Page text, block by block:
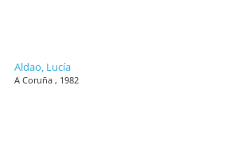
Aldao, Lucía
A Coruña , 1982